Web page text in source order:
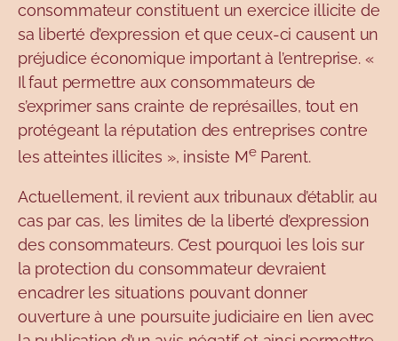
consommateur constituent un exercice illicite de
sa liberté d’expression et que ceux-ci causent un
préjudice économique important à l’entreprise. «
Il faut permettre aux consommateurs de
s’exprimer sans crainte de représailles, tout en
protégeant la réputation des entreprises contre
les atteintes illicites », insiste MeParent.
Actuellement, il revient aux tribunaux d’établir, au
cas par cas, les limites de la liberté d’expression
des consommateurs. C’est pourquoi les lois sur
la protection du consommateur devraient
encadrer les situations pouvant donner
ouverture à une poursuite judiciaire en lien avec